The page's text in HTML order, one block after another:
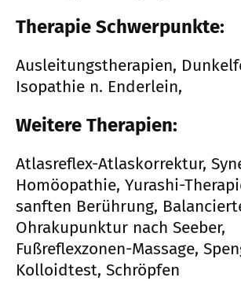
Therapie Schwerpunkte:
Ausleitungstherapien,
Isopathie n. Enderlein,
Weitere Therapien:
Atlasreflex-Atlaskorrektur,
Homöopathie, Yurashi-
sanften Berührung,
Ohrakupunktur nach Seeber,
Fußreflexzonen-Massage,
Kolloidtest, Schröpfen